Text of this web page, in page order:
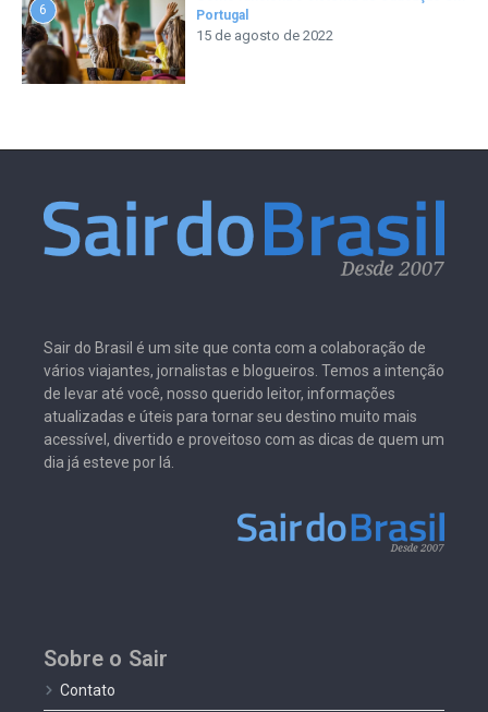
6
Portugal
15 de agosto de 2022
Sair do Brasil é um site que conta com a colaboração de
vários viajantes, jornalistas e blogueiros. Temos a intenção
de levar até você, nosso querido leitor, informações
atualizadas e úteis para tornar seu destino muito mais
acessível, divertido e proveitoso com as dicas de quem um
dia já esteve por lá.
Sobre o Sair
Contato